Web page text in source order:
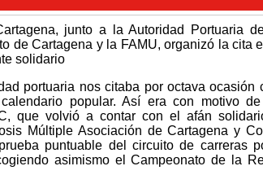
junto a la Autoridad Portuaria
de Cartagena y la FAMU, organizó la cita
solidario
portuaria nos citaba por octava
popular. Así era con motivo
que volvió a contar con el afán
Múltiple Asociación de Cartagena y
puntuable del circuito de carreras
asimismo el Campeonato de la